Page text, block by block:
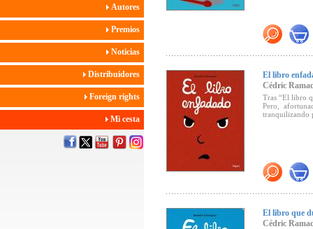
Autores
Premios
Noticias
Distribuidores
Foreign rights
Mi cesta
El libro
Cédric
Tras “El libro
Pero,
tranquilizando
El libro que
Cédric